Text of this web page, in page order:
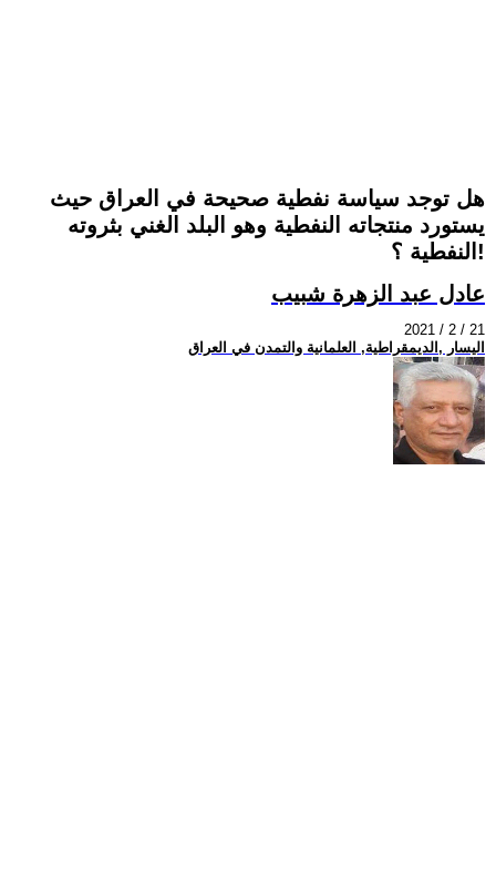
هل توجد سياسة نفطية صحيحة في العراق حيث
يستورد منتجاته النفطية وهو البلد الغني بثروته
النفطية ؟!
عادل عبد الزهرة شبيب
2021 / 2 / 21
اليسار ,الديمقراطية, العلمانية والتمدن في العراق